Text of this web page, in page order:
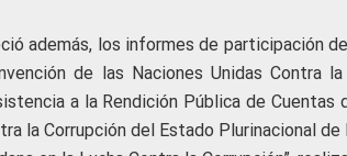
además, los informes de participación
de las Naciones Unidas Contra la
a la Rendición Pública de Cuentas
la Corrupción del Estado Plurinacional